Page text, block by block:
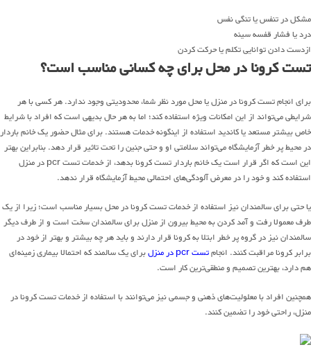
مشکل در تنفس یا تنگی نفس
درد یا فشار قفسه سینه
ازدست دادن توانایی تکلم یا حرکت کردن
تست کرونا در محل برای چه کسانی مناسب است؟
برای انجام تست کرونا در منزل یا محل مورد نظر شما، محدودیتی وجود ندارد. هر کسی با هر
شرایطی می‌تواند از این امکانات ویژه استفاده کند؛ اما به هر حال بدیهی است که افراد با شرایط
خاص بیشتر مستعد یا کاندید استفاده از اینگونه خدمات هستند. برای مثال حضور یک خانم باردار
در محیط پر خطر آزمایشگاه می‌تواند سلامتی او و حتی جنین را تحت تاثیر قرار دهد. بنابراین بهتر
این است که اگر قرار است یک خانم باردار تست کرونا بدهد، از خدمات تست pcr در منزل
استفاده کند و خود را در معرض آلودگی‌های احتمالی محیط آزمایشگاه قرار ندهد.
یا حتی برای سالمندان نیز استفاده از خدمات تست کرونا در محل بسیار مناسب است؛ زیرا از یک
طرف معمولا رفت و آمد کردن به محیط‌ بیرون از منزل برای سالمندان سخت است و از طرف دیگر
سالمندان نیز در گروه پر خطر ابتلا به کرونا قرار دارند و باید هر چه بیشتر و بهتر از خود در
برابر کرونا مراقبت کنند. انجامتست pcr در منزل
برای یک سالمند که احتمالا بیماری زمینه‌ای
هم دارد، بهترین تصمیم و منطقی‌ترین کار است.
همچنین افراد با معلولیت‌های ذهنی و جسمی نیز می‌توانند با استفاده از خدمات تست کرونا در
منزل، راحتی خود را تضمین کنند.